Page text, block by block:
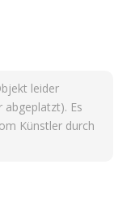
leider
abgeplatzt). Es
Künstler durch